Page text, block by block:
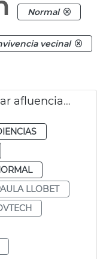
Normal
vecinal
Reto GovTech para gestionar afluencia turística con tecnología
LLOBET